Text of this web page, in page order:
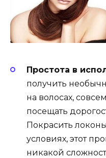
Простота в
получить
на волосах,
посещать
Покрасить
условиях, этот
никакой